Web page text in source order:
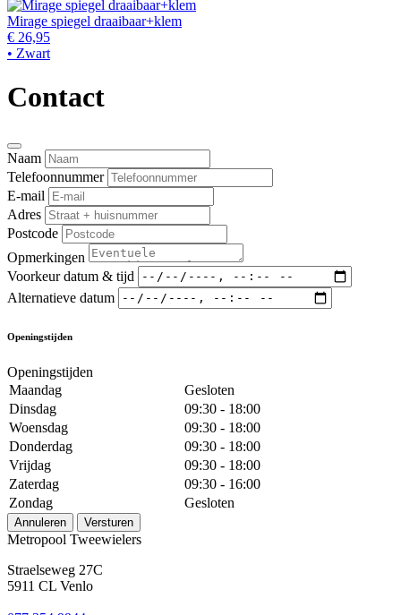
Mirage spiegel draaibaar+klem
€ 26,95
• Zwart
Contact
Naam
Telefoonnummer
E-mail
Adres
Postcode
Opmerkingen
Voorkeur datum & tijd
Alternatieve datum
Openingstijden
Openingstijden
Maandag
Gesloten
Dinsdag
09:30 - 18:00
Woensdag
09:30 - 18:00
Donderdag
09:30 - 18:00
Vrijdag
09:30 - 18:00
Zaterdag
09:30 - 16:00
Zondag
Gesloten
Annuleren Versturen
Metropool Tweewielers
Straelseweg 27C
5911 CL Venlo